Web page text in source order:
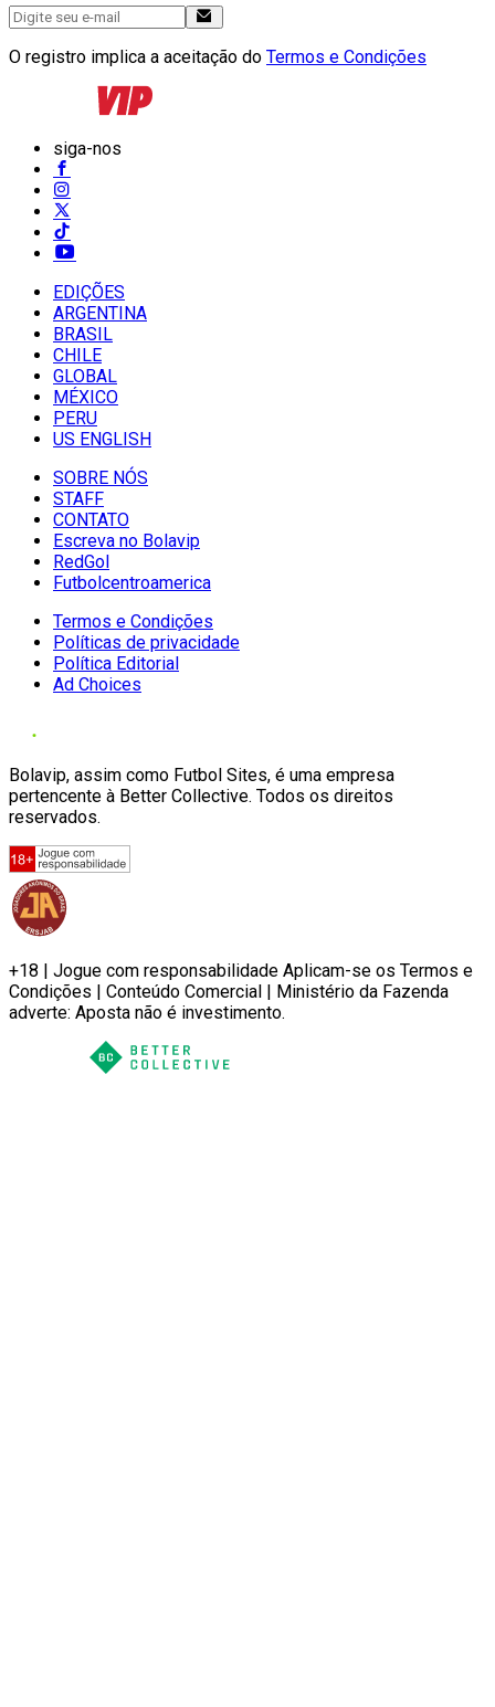
O registro implica a aceitação do Termos e Condições
siga-nos
EDIÇÕES
ARGENTINA
BRASIL
CHILE
GLOBAL
MÉXICO
PERU
US ENGLISH
SOBRE NÓS
STAFF
CONTATO
Escreva no Bolavip
RedGol
Futbolcentroamerica
Termos e Condições
Políticas de privacidade
Política Editorial
Ad Choices
Bolavip, assim como Futbol Sites, é uma empresa
pertencente à Better Collective. Todos os direitos
reservados.
+18 | Jogue com responsabilidade Aplicam-se os Termos e
Condições | Conteúdo Comercial | Ministério da Fazenda
adverte: Aposta não é investimento.